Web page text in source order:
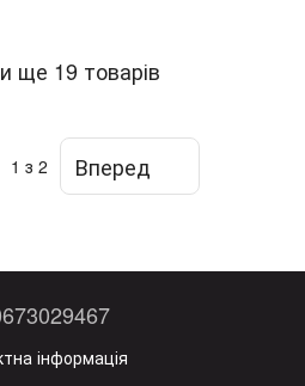
ще 19 товарів
1 з 2 Вперед
інформація